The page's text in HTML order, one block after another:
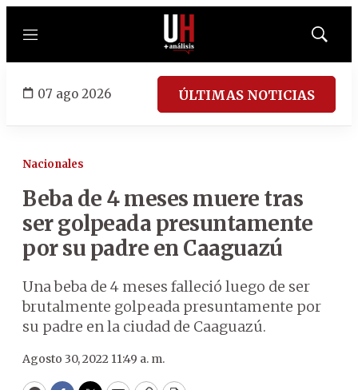
Menú
Mostrar
07 ago 2026 ÚLTIMAS NOTICIAS
Nacionales
Beba de 4 meses muere tras
ser golpeada presuntamente
por su padre en Caaguazú
Una beba de 4 meses falleció luego de ser
brutalmente golpeada presuntamente por
su padre en la ciudad de Caaguazú.
Agosto 30, 2022 11:49 a. m.